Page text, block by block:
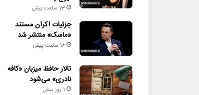
13 ساعت پیش
جزئیات اکران مستند
«ماسک» منتشر شد
16 ساعت پیش
تالار حافظ میزبان «کافه
نادری» می‌شود
1 روز پیش